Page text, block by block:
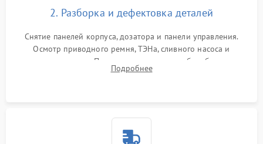
2. Разборка и дефектовка деталей
Снятие панелей корпуса, дозатора и панели управления.
Осмотр приводного ремня, ТЭНа, сливного насоса и
амортизаторов. Проверка подшипников барабана и
крестовины на износ, а манжеты люка на разрывы.
Подробнее